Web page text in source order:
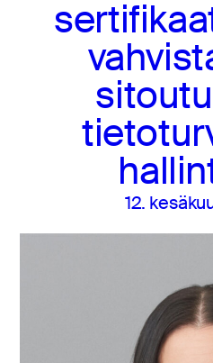
12.